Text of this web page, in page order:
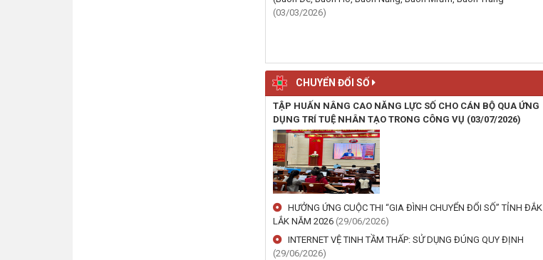
(03/03/2026)
CHUYỂN ĐỔI SỐ
TẬP HUẤN NÂNG CAO NĂNG LỰC SỐ CHO CÁN BỘ QUA ỨNG
DỤNG TRÍ TUỆ NHÂN TẠO TRONG CÔNG VỤ (03/07/2026)
HƯỞNG ỨNG CUỘC THI “GIA ĐÌNH CHUYỂN ĐỔI SỐ” TỈNH ĐẮK
LẮK NĂM 2026 (29/06/2026)
INTERNET VỆ TINH TẦM THẤP: SỬ DỤNG ĐÚNG QUY ĐỊNH
(29/06/2026)